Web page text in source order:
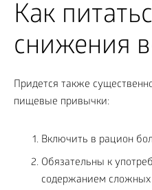
Как
снижения
Придется также
пищевые привычки:
Включить в рацион
Обязательны к
содержанием сложных